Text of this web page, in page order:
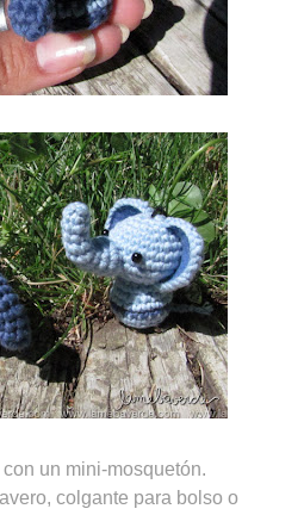
con un mini-mosquetón.
colgante para bolso o